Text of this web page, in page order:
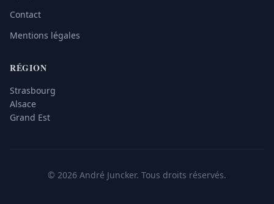
Contact
Mentions légales
RÉGION
Strasbourg
Alsace
Grand Est
© 2026 André Juncker. Tous droits réservés.